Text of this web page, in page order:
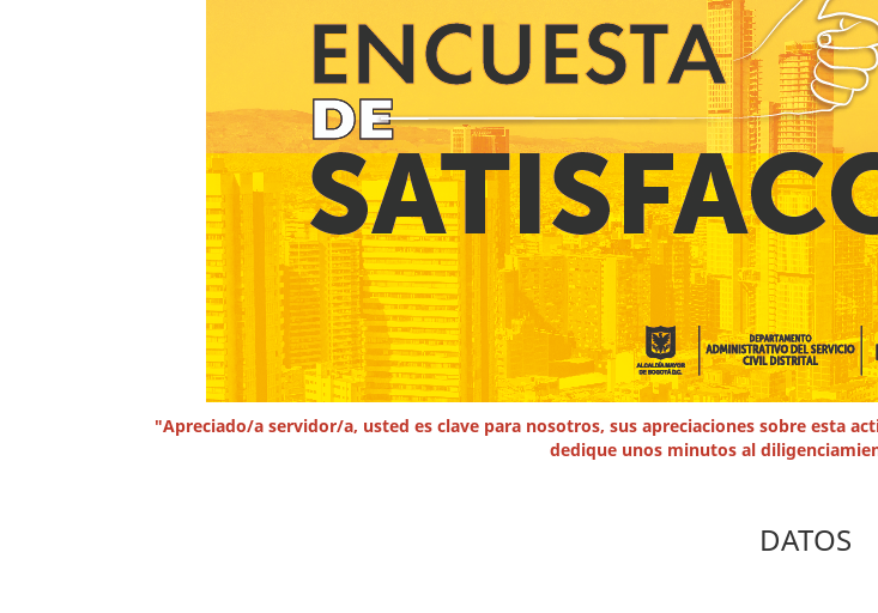
"Apreciado/a servidor/a, usted es clave para nosotros, sus apreciaciones sobre esta
dedique unos minutos al
DATOS